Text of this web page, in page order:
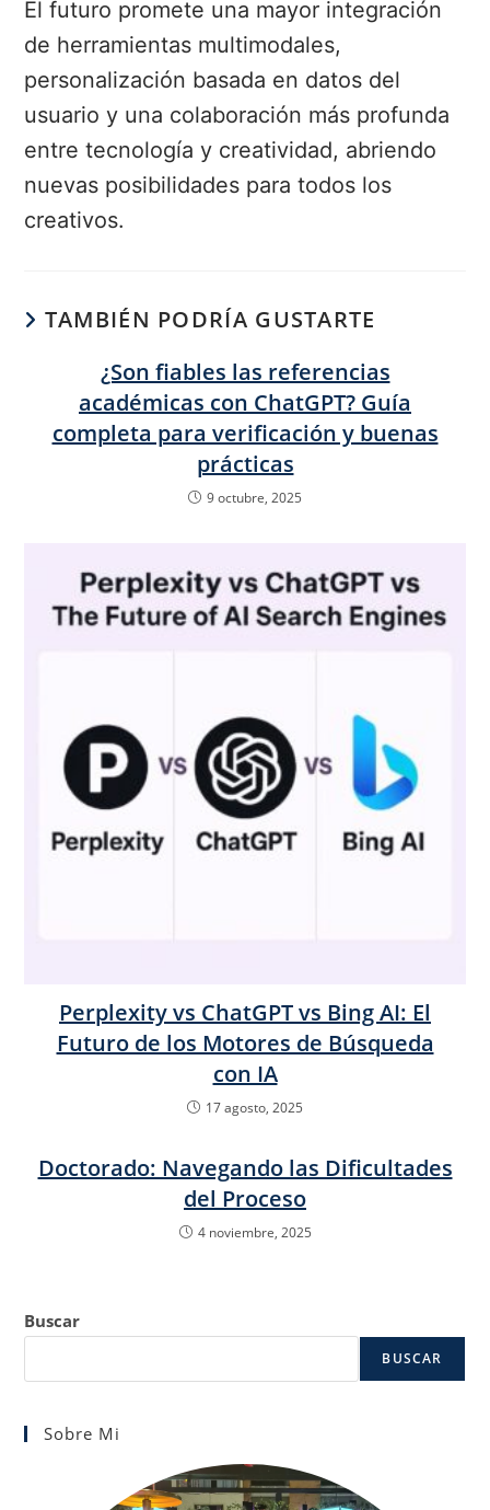
El futuro promete una mayor integración
de herramientas multimodales,
personalización basada en datos del
usuario y una colaboración más profunda
entre tecnología y creatividad, abriendo
nuevas posibilidades para todos los
creativos.
TAMBIÉN PODRÍA GUSTARTE
¿Son fiables las referencias
académicas con ChatGPT? Guía
completa para verificación y buenas
prácticas
9 octubre, 2025
Perplexity vs ChatGPT vs Bing AI: El
Futuro de los Motores de Búsqueda
con IA
17 agosto, 2025
Doctorado: Navegando las Dificultades
del Proceso
4 noviembre, 2025
Buscar
BUSCAR
Sobre Mi